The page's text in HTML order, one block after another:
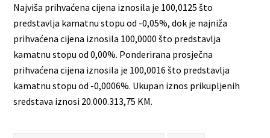
Najviša prihvaćena cijena iznosila je 100,0125 što
predstavlja kamatnu stopu od -0,05%, dok je najniža
prihvaćena cijena iznosila 100,0000 što predstavlja
kamatnu stopu od 0,00%. Ponderirana prosječna
prihvaćena cijena iznosila je 100,0016 što predstavlja
kamatnu stopu od -0,0006%. Ukupan iznos prikupljenih
sredstava iznosi 20.000.313,75 KM.